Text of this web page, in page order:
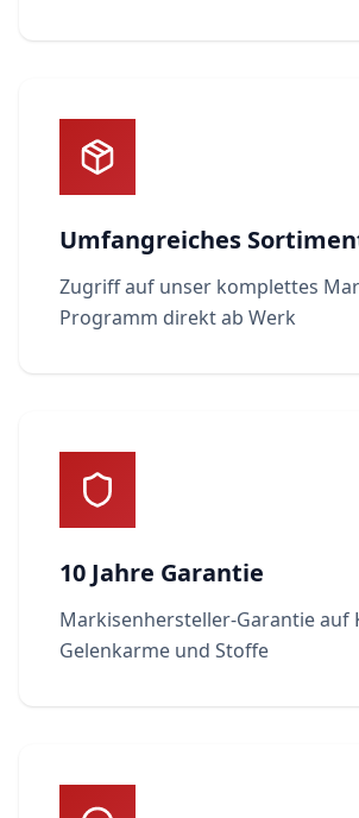
Umfangreiches
Zugriff auf unser komplettes
Programm direkt ab Werk
10 Jahre Garantie
Markisenhersteller-Garantie auf
Gelenkarme und Stoffe